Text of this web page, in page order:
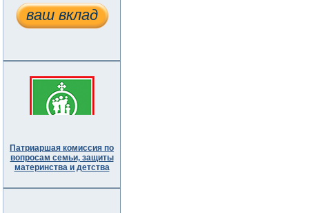
ваш вклад
Патриаршая комиссия по
вопросам семьи, защиты
материнства и детства